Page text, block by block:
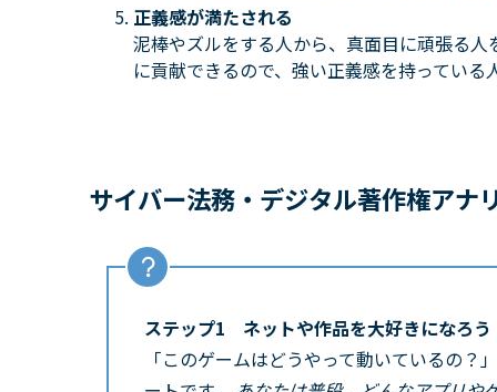
正義感が満たされる
泥棒やズルをする人から、真面目に頑張る
に貢献できるので、強い正義感を持っている
サイバー法務・デジタル著作権アナ
ステップ1 ネットや作品を大好きになろう
「このゲームはどうやって動いているの